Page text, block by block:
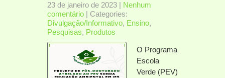
23 de janeiro de 2023 | Nenhum
comentário | Categories:
Divulgação/Informativo, Ensino,
Pesquisas, Produtos
O Programa
Escola
Verde (PEV)